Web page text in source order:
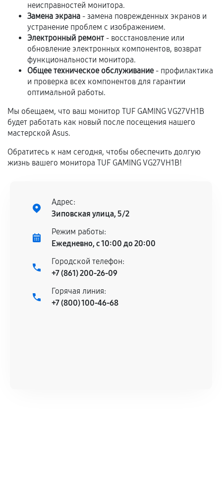
Гарантия на выполненные работы может
сохраняться полностью или частично, если
соблюдены следующие условия:
Предоставленные детали подходят по
техническим параметрам и не имеют внешних
дефектов.
Установка была выполнена нашим сервисным
При этом гарантия на сами комплектующие
остается на стороне производителя или
продавца. За качество сторонних деталей
сервисный центр ответственности не несет.
неисправностей монитора.
Замена экрана - замена поврежденных экранов и
устранение проблем с изображением.
Электронный ремонт - восстановление или
обновление электронных компонентов, возврат
функциональности монитора.
Общее техническое обслуживание- профилактика
и проверка всех компонентов для гарантии
оптимальной работы.
Мы обещаем, что ваш монитор TUF GAMING VG27VH1B
будет работать как новый после посещения нашего
мастерской Asus.
Обратитесь к нам сегодня, чтобы обеспечить долгую
жизнь вашего монитора TUF GAMING VG27VH1B!
Адрес:
Зиповская улица, 5/2
Режим работы:
Ежедневно, с 10:00 до 20:00
Городской телефон:
+7 (861) 200-26-09
Горячая линия:
+7 (800) 100-46-68